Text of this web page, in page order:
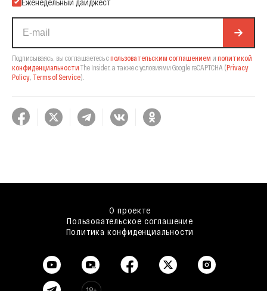
Подписываясь, вы соглашаетесь спользовательским соглашением и политикой
конфиденциальности The Insider, а также с условиями Google reCAPTCHA (Privacy
Policy, Terms of Service).
О проекте
Пользовательское соглашение
Политика конфиденциальности